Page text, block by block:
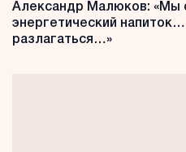
Александр Малюков: «Мы
энергетический
разлагаться…»